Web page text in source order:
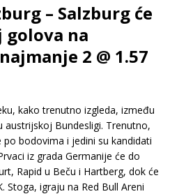
– Salzburg će
na
2 @ 1.57
kako trenutno izgleda, između
austrijskoj Bundesligi. Trenutno,
bodovima i jedini su kandidati
iz grada Germanije će do
Rapid u Beču i Hartberg, dok će
Stoga, igraju na Red Bull Areni